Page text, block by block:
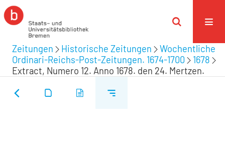
Zeitungen Historische Zeitungen
Wochentliche
Ordinari-Reichs-Post-Zeitungen. 1674-1700
1678
Extract, Numero 12. Anno 1678. den 24. Mertzen.